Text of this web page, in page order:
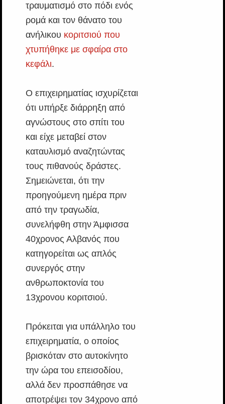
τραυματισμό στο πόδι ενός
ρομά και τον θάνατο του
ανήλικου κοριτσιού που
χτυπήθηκε με σφαίρα στο
κεφάλι.
Ο επιχειρηματίας ισχυρίζεται
ότι υπήρξε διάρρηξη από
αγνώστους στο σπίτι του
και είχε μεταβεί στον
καταυλισμό αναζητώντας
τους πιθανούς δράστες.
Σημειώνεται, ότι την
προηγούμενη ημέρα πριν
από την τραγωδία,
συνελήφθη στην Άμφισσα
40χρονος Αλβανός που
κατηγορείται ως απλός
συνεργός στην
ανθρωποκτονία του
13χρονου κοριτσιού.
Πρόκειται για υπάλληλο του
επιχειρηματία, ο οποίος
βρισκόταν στο αυτοκίνητο
την ώρα του επεισοδίου,
αλλά δεν προσπάθησε να
αποτρέψει τον 34χρονο από